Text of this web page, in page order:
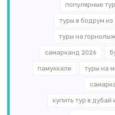
популярные
туры в бодрум из
туры на
самарканд 2026
памуккале туры на
купить тур в дубай